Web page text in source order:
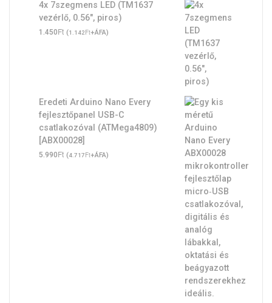
4x 7szegmens LED (TM1637
vezérlő, 0.56", piros)
1.450Ft (1.142Ft+ÁFA)
Eredeti Arduino Nano Every
fejlesztőpanel USB-C
csatlakozóval (ATMega4809)
[ABX00028]
5.990Ft (4.717Ft+ÁFA)